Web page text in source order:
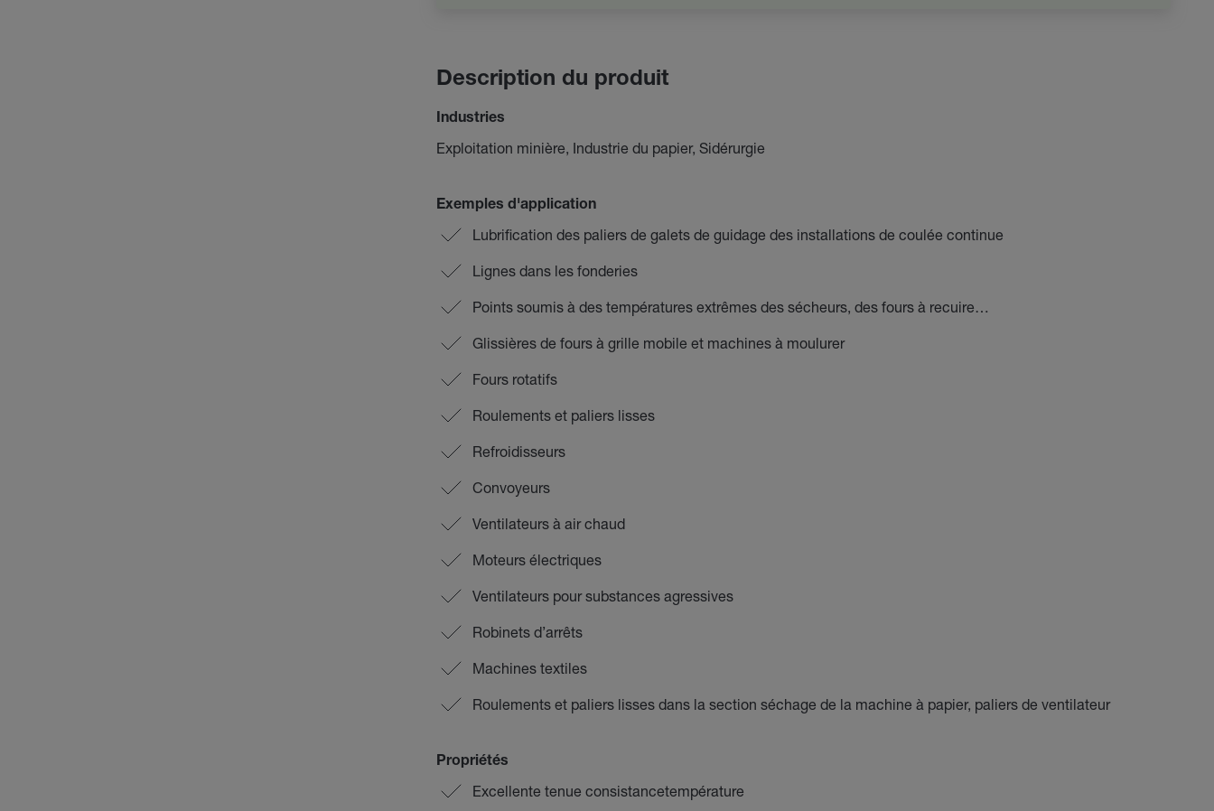
Description du produit
Industries
Exploitation minière, Industrie du papier, Sidérurgie
Exemples d'application
Lubrification des paliers de galets de guidage des installations de coulée continue
Lignes dans les fonderies
Points soumis à des températures extrêmes des sécheurs, des fours à recuire…
Glissières de fours à grille mobile et machines à moulurer
Fours rotatifs
Roulements et paliers lisses
Refroidisseurs
Convoyeurs
Ventilateurs à air chaud
Moteurs électriques
Ventilateurs pour substances agressives
Robinets d’arrêts
Machines textiles
Roulements et paliers lisses dans la section séchage de la machine à papier, paliers de ventilateur
Propriétés
Excellente tenue consistancetempérature